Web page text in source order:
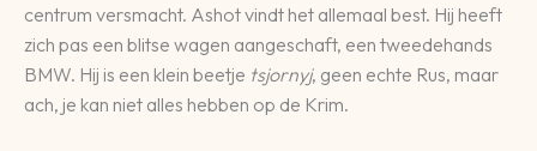
centrum versmacht. Ashot vindt het allemaal best. Hij heeft
zich pas een blitse wagen aangeschaft, een tweedehands
BMW. Hij is een klein beetje tsjornyj, geen echte Rus, maar
ach, je kan niet alles hebben op de Krim.